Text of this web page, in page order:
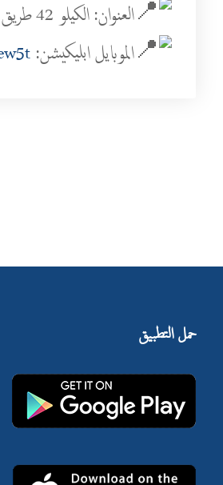
العنوان: الكيلو 42 طريق القاهرة الإسماعيلية الصحراوى ، بالقرب من بوابة 2 مدينة الشروق، القاهرة
الموبايل ابليكيشن:
حمل التطبيق